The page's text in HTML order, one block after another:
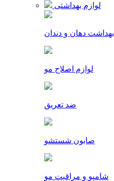
لوازم بهداشتی
بهداشت دهان و دندان
لوازم اصلاح مو
ضد تعریق
صابون شستشو
شامپو و مراقبت مو